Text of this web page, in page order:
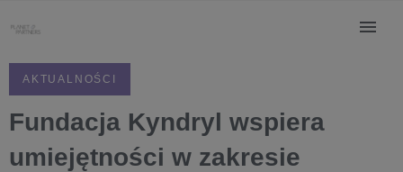
AKTUALNOŚCI
Fundacja Kyndryl wspiera
umiejętności w zakresie